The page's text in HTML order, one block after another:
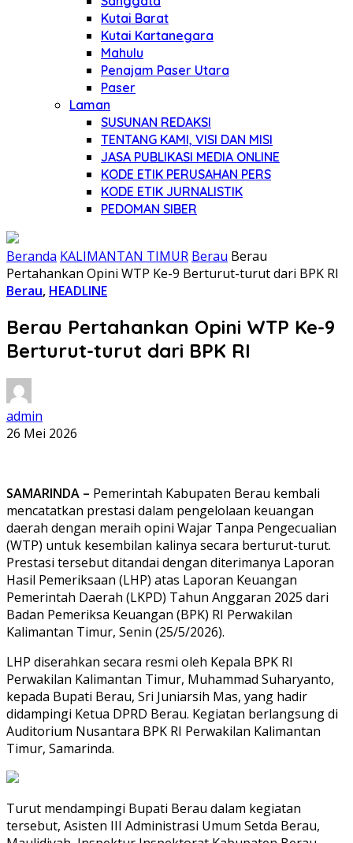
Kutai Barat
Kutai Kartanegara
Mahulu
Penajam Paser Utara
Paser
Laman
SUSUNAN REDAKSI
TENTANG KAMI, VISI DAN MISI
JASA PUBLIKASI MEDIA ONLINE
KODE ETIK PERUSAHAN PERS
KODE ETIK JURNALISTIK
PEDOMAN SIBER
Beranda KALIMANTAN TIMUR Berau Berau
Pertahankan Opini WTP Ke-9 Berturut-turut dari BPK RI
Berau, HEADLINE
Berau Pertahankan Opini WTP Ke-9
Berturut-turut dari BPK RI
admin
26 Mei 2026
SAMARINDA – Pemerintah Kabupaten Berau kembali
mencatatkan prestasi dalam pengelolaan keuangan
daerah dengan meraih opini Wajar Tanpa Pengecualian
(WTP) untuk kesembilan kalinya secara berturut-turut.
Prestasi tersebut ditandai dengan diterimanya Laporan
Hasil Pemeriksaan (LHP) atas Laporan Keuangan
Pemerintah Daerah (LKPD) Tahun Anggaran 2025 dari
Badan Pemeriksa Keuangan (BPK) RI Perwakilan
Kalimantan Timur, Senin (25/5/2026).
LHP diserahkan secara resmi oleh Kepala BPK RI
Perwakilan Kalimantan Timur, Muhammad Suharyanto,
kepada Bupati Berau, Sri Juniarsih Mas, yang hadir
didampingi Ketua DPRD Berau. Kegiatan berlangsung di
Auditorium Nusantara BPK RI Perwakilan Kalimantan
Timur, Samarinda.
Turut mendampingi Bupati Berau dalam kegiatan
tersebut, Asisten III Administrasi Umum Setda Berau,